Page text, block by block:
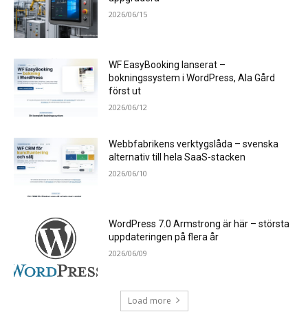
2026/06/15
WF EasyBooking lanserat –
bokningssystem i WordPress, Ala Gård
först ut
2026/06/12
Webbfabrikens verktygslåda – svenska
alternativ till hela SaaS-stacken
2026/06/10
WordPress 7.0 Armstrong är här – största
uppdateringen på flera år
2026/06/09
Load more